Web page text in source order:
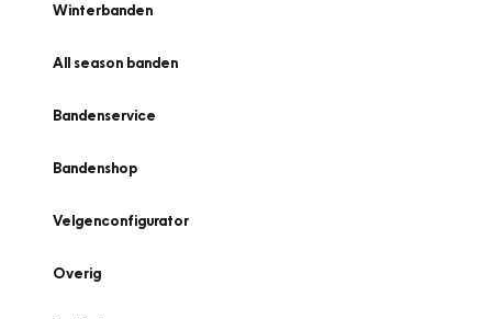
Winterbanden
All season banden
Bandenservice
Bandenshop
Velgenconfigurator
Overig